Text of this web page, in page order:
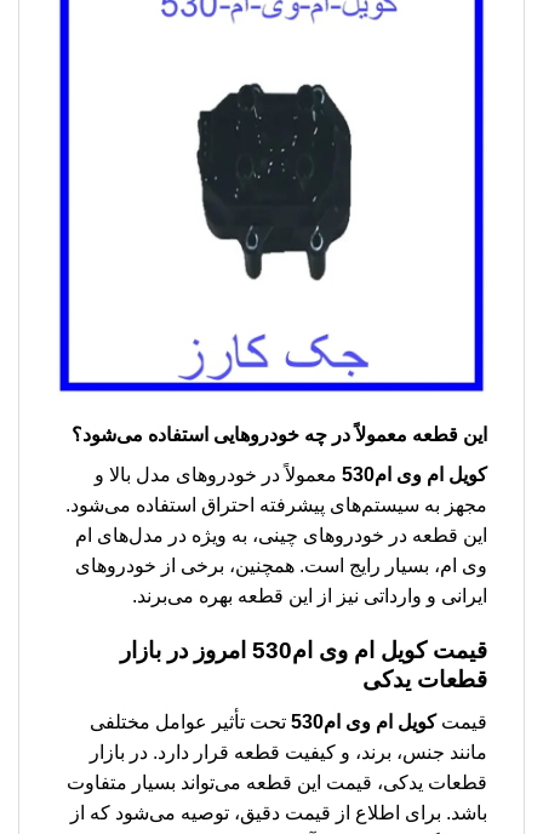
این قطعه معمولاً در چه خودروهایی استفاده می‌شود؟
کویل ام وی ام530
معمولاً در خودروهای مدل بالا و
مجهز به سیستم‌های پیشرفته احتراق استفاده می‌شود.
این قطعه در خودروهای چینی، به ویژه در مدل‌های ام
وی ام، بسیار رایج است. همچنین، برخی از خودروهای
ایرانی و وارداتی نیز از این قطعه بهره می‌برند.
قیمتکویل ام وی ام530
امروز در بازار
قطعات یدکی
قیمتکویل ام وی ام530
تحت تأثیر عوامل مختلفی
مانند جنس، برند، و کیفیت قطعه قرار دارد. در بازار
قطعات یدکی، قیمت این قطعه می‌تواند بسیار متفاوت
باشد. برای اطلاع از قیمت دقیق، توصیه می‌شود که از